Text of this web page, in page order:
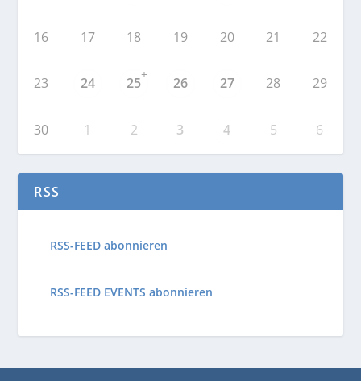
16 17 18 19 20 21 22
23 24 25
+
26 27 28 29
30 1 2 3 4 5 6
RSS
RSS-FEED abonnieren
RSS-FEED EVENTS abonnieren